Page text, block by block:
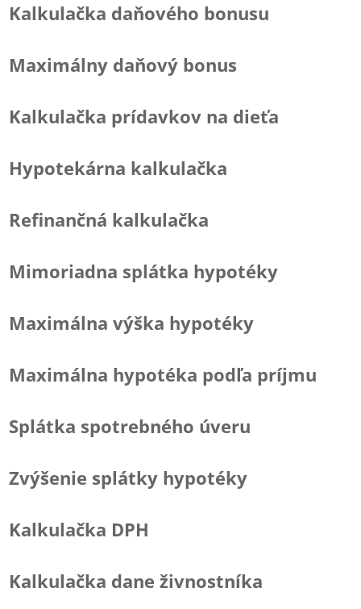
Kalkulačka daňového bonusu
Maximálny daňový bonus
Kalkulačka prídavkov na dieťa
Hypotekárna kalkulačka
Refinančná kalkulačka
Mimoriadna splátka hypotéky
Maximálna výška hypotéky
Maximálna hypotéka podľa príjmu
Splátka spotrebného úveru
Zvýšenie splátky hypotéky
Kalkulačka DPH
Kalkulačka dane živnostníka